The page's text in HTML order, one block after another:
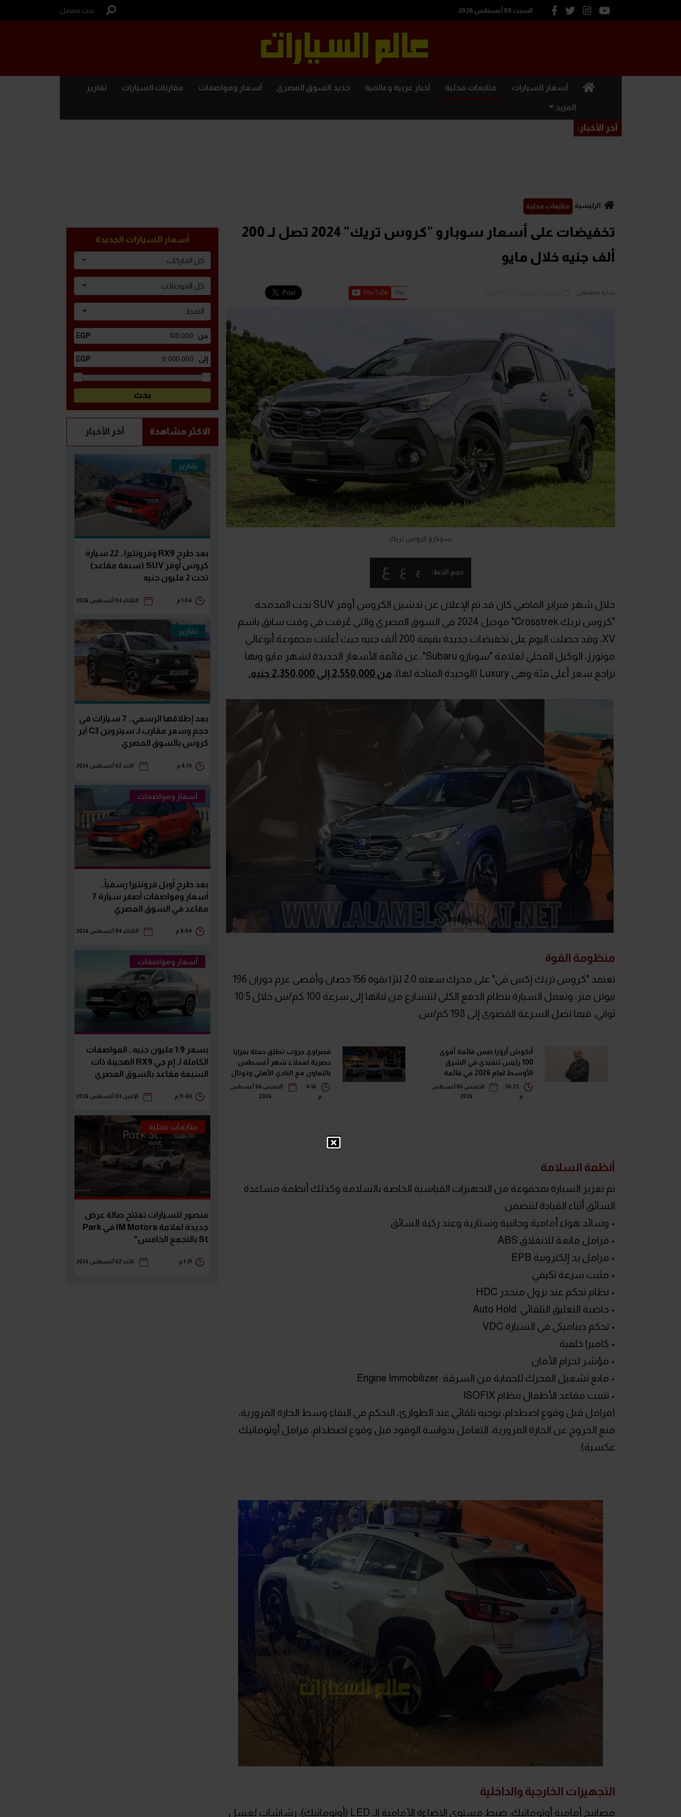
السبت 08 أغسطس 2026 بحث مفصل
(current) أسعار السيارات متابعات محلية أخبار عربية وعالمية جديد السوق المصرى أسعار ومواصفات مقارنات السيارات تقارير
المزيد
آخر الأخبار:
الرئيسية متابعات محلية
تخفيضات على أسعار سوبارو "كروس تريك" 2024 تصل لـ 200
ألف جنيه خلال مايو
سارة مصطفى
سوبارو كروس تريك
حجم الخط: ع ع ع
خلال شهر فبراير الماضي كان قد تم الإعلان عن تدشين الكروس أوفر SUV تحت المدمجة
"كروس تريك Crosstrek" موديل 2024 في السوق المصري والتي عُرفت في وقت سابق باسم
XV، وقد حصلت اليوم على تخفيضات جديدة بقيمة 200 ألف جنيه حيث أعلنت مجموعة أبوغالي
موتورز، الوكيل المحلي لعلامة "سوبارو Subaru"، عن قائمة الأسعار الجديدة لشهر مايو وبها
تراجع سعر أعلى فئة وهي Luxury (الوحيدة المتاحة لها)،
من 2,550,000 إلى 2,350,000 جنيه.
منظومة القوة
تعتمد "كروس تريك إكس ڤي" على محرك سعته 2.0 لترًا بقوة 156 حصان وأقصى عزم دوران 196
نيوتن متر، وتعمل السيارة بنظام الدفع الكلي لتتسارع من ثباتها إلى سرعة 100 كم/س خلال 10.5
ثواني، فيما تصل السرعة القصوى إلى 198 كم/س.
أنكوش أرورا ضمن قائمة أقوى
100 رئيس تنفيذي في الشرق
الأوسط لعام 2026 في قائمة
فوربس الشرق الأوسط"
10:23
م
الخميس 06 أغسطس
2026
قصراوي جروب تطلق حملة بمزايا
حصرية لعملاء شهر أغسطس
بالتعاون مع النادي الأهلي وتوتال
إنرجيز للتسويق إيجيبت
4:16
م
الخميس 06 أغسطس
2026
أنظمة السلامة
تم تعزيز السيارة بمجموعة من التجهيزات القياسية الخاصة بالسلامة وكذلك أنظمة مساعدة
السائق أثناء القيادة لتتضمن:
• وسائد هواء أمامية وجانبية وستارية وعند ركبة السائق
• فرامل مانعة للانغلاق ABS
• فرامل يد إلكترونية EPB
• مثبت سرعة تكيفي
• نظام تحكم عند نزول منحدر HDC
• خاصية التعليق التلقائي Auto Hold
• تحكم ديناميكي في السيارة VDC
• كاميرا خلفية
• مؤشر لحزام الأمان
• مانع تشغيل المحرك للحماية من السرقة Engine Immobilizer
• تثبيت مقاعد الأطفال بنظام ISOFIX
(فرامل قبل وقوع اصطدام، توجيه تلقائي عند الطوارئ، التحكم في البقاء وسط الحارة المرورية،
منع الخروج عن الحارة المرورية، التعامل بدواسة الوقود قبل وقوع اصطدام، فرامل أوتوماتيك
عكسية).
التجهيزات الخارجية والداخلية
مصابيح أمامية أوتوماتيك، ضبط مستوى الإضاءة الأمامية الـ LED (أوتوماتيك)، رشاشات لغسل
أسعار السيارات الجديدة
كل الماركات
كل الموديلات
النمط
الاكثر مشاهدة آخر الأخبار
تقارير
بعد طرح RX9 وفرونتيرا.. 22 سيارة
كروس أوفر SUV (سبعة مقاعد)
تحت 2 مليون جنيه
1:04 م الثلاثاء 04 أغسطس 2026
تقارير
بعد إطلاقها الرسمي.. 7 سيارات في
حجم وسعر مقارب لـ سيتروين C3 آير
كروس بالسوق المصري
4:14 م الأحد 02 أغسطس 2026
أسعار ومواصفات
بعد طرح أوبل فرونتيرا رسمياً..
أسعار ومواصفات أصغر سيارة 7
مقاعد في السوق المصري
9:04 م الثلاثاء 04 أغسطس 2026
أسعار ومواصفات
بسعر 1.9 مليون جنيه.. المواصفات
الكاملة لـ إم جي RX9 الهجينة ذات
السبعة مقاعد بالسوق المصري
11:40 م الإثنين 03 أغسطس 2026
متابعات محلية
منصور للسيارات تفتتح صالة عرض
جديدة لعلامة IM Motors في Park
St بالتجمع الخامس"
1:31 م الأحد 02 أغسطس 2026